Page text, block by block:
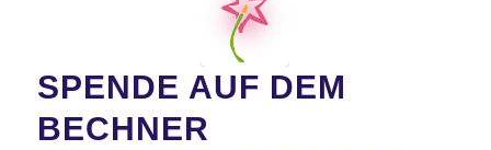
SPENDE AUF DEM
BECHNER